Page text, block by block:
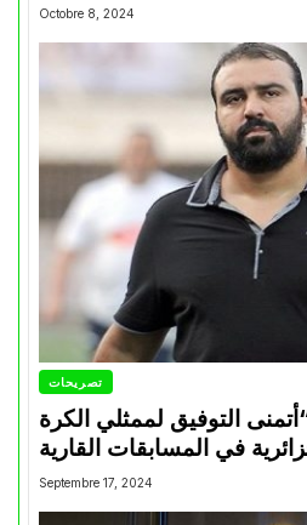
Octobre 8, 2024
تصريحات
التوفيق لممثلي الكرة
Septembre 17, 2024